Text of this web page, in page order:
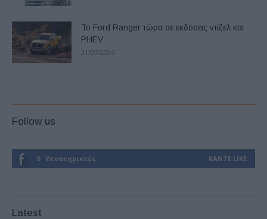
Το Ford Ranger τώρα σε εκδόσεις ντίζελ και
PHEV
31/07/2026
Follow us
0 Υποστηρικτές ΚΆΝΤΕ LIKE
Latest